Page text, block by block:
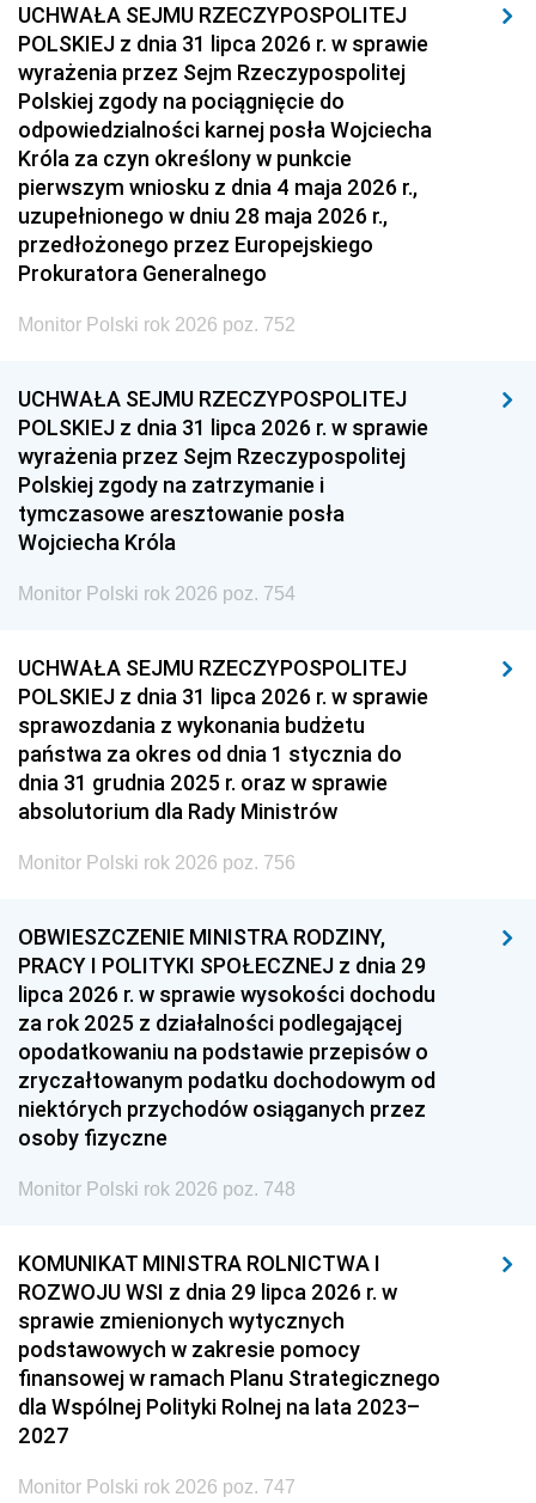
UCHWAŁA SEJMU RZECZYPOSPOLITEJ
POLSKIEJ z dnia 31 lipca 2026 r. w sprawie
wyrażenia przez Sejm Rzeczypospolitej
Polskiej zgody na pociągnięcie do
odpowiedzialności karnej posła Wojciecha
Króla za czyn określony w punkcie
pierwszym wniosku z dnia 4 maja 2026 r.,
uzupełnionego w dniu 28 maja 2026 r.,
przedłożonego przez Europejskiego
Prokuratora Generalnego
Monitor Polski rok 2026 poz. 752
UCHWAŁA SEJMU RZECZYPOSPOLITEJ
POLSKIEJ z dnia 31 lipca 2026 r. w sprawie
wyrażenia przez Sejm Rzeczypospolitej
Polskiej zgody na zatrzymanie i
tymczasowe aresztowanie posła
Wojciecha Króla
Monitor Polski rok 2026 poz. 754
UCHWAŁA SEJMU RZECZYPOSPOLITEJ
POLSKIEJ z dnia 31 lipca 2026 r. w sprawie
sprawozdania z wykonania budżetu
państwa za okres od dnia 1 stycznia do
dnia 31 grudnia 2025 r. oraz w sprawie
absolutorium dla Rady Ministrów
Monitor Polski rok 2026 poz. 756
OBWIESZCZENIE MINISTRA RODZINY,
PRACY I POLITYKI SPOŁECZNEJ z dnia 29
lipca 2026 r. w sprawie wysokości dochodu
za rok 2025 z działalności podlegającej
opodatkowaniu na podstawie przepisów o
zryczałtowanym podatku dochodowym od
niektórych przychodów osiąganych przez
osoby fizyczne
Monitor Polski rok 2026 poz. 748
KOMUNIKAT MINISTRA ROLNICTWA I
ROZWOJU WSI z dnia 29 lipca 2026 r. w
sprawie zmienionych wytycznych
podstawowych w zakresie pomocy
finansowej w ramach Planu Strategicznego
dla Wspólnej Polityki Rolnej na lata 2023–
2027
Monitor Polski rok 2026 poz. 747